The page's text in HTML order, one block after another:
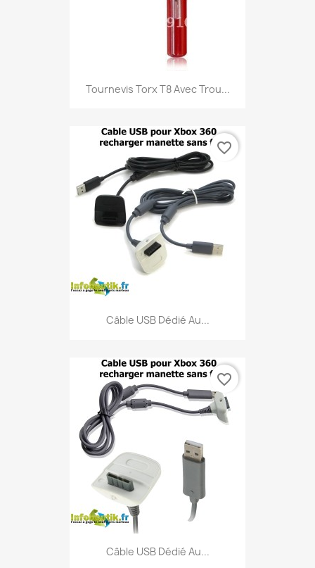
Tournevis Torx T8 Avec Trou...
Câble USB Dédié Au...
favorite_border
Câble USB Dédié Au...
favorite_border